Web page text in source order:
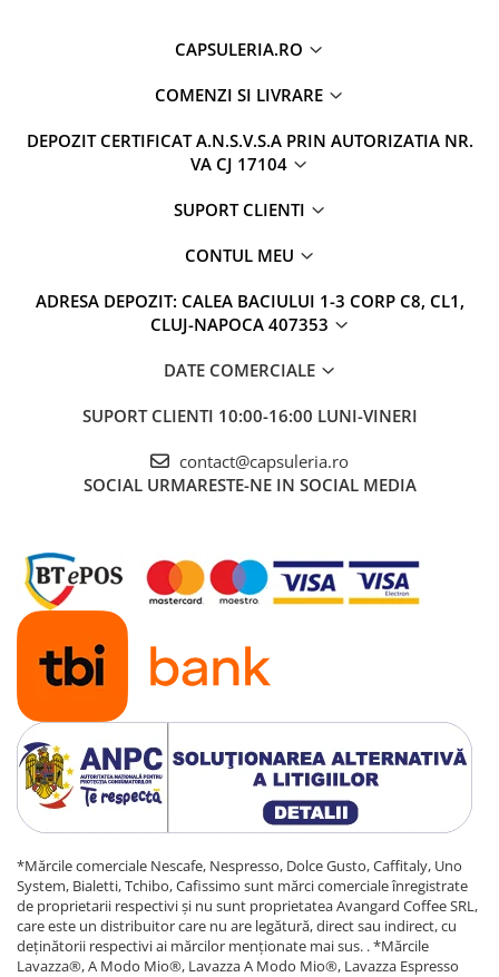
CAPSULERIA.RO
COMENZI SI LIVRARE
DEPOZIT CERTIFICAT A.N.S.V.S.A PRIN AUTORIZATIA NR.
VA CJ 17104
SUPORT CLIENTI
CONTUL MEU
ADRESA DEPOZIT: CALEA BACIULUI 1-3 CORP C8, CL1,
CLUJ-NAPOCA 407353
DATE COMERCIALE
SUPORT CLIENTI 10:00-16:00 LUNI-VINERI
contact@capsuleria.ro
SOCIAL URMARESTE-NE IN SOCIAL MEDIA
*Mărcile comerciale Nescafe, Nespresso, Dolce Gusto, Caffitaly, Uno
System, Bialetti, Tchibo, Cafissimo sunt mărci comerciale înregistrate
de proprietarii respectivi și nu sunt proprietatea Avangard Coffee SRL,
care este un distribuitor care nu are legătură, direct sau indirect, cu
deținătorii respectivi ai mărcilor menționate mai sus. . *Mărcile
Lavazza®, A Modo Mio®, Lavazza A Modo Mio®, Lavazza Espresso